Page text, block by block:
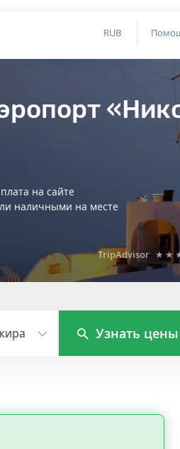
RUB
на сайте
наличными на месте
TripAdvisor
Узнать цены